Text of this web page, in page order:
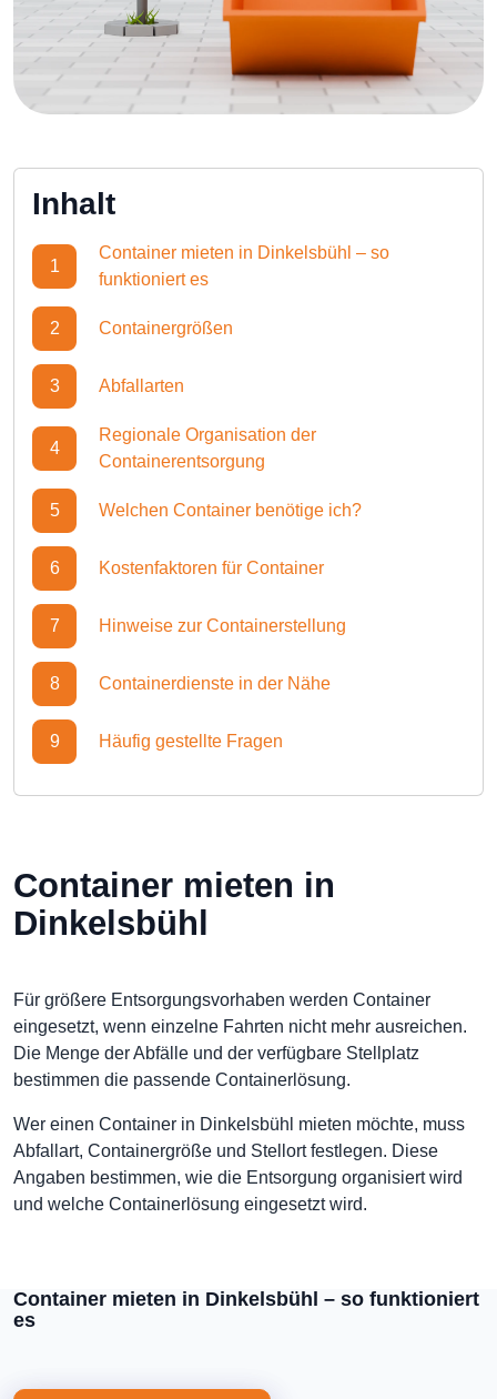
Inhalt
1
Container mieten in Dinkelsbühl – so
funktioniert es
2 Containergrößen
3 Abfallarten
4
Regionale Organisation der
Containerentsorgung
5 Welchen Container benötige ich?
6 Kostenfaktoren für Container
7 Hinweise zur Containerstellung
8 Containerdienste in der Nähe
9 Häufig gestellte Fragen
Container mieten in
Dinkelsbühl
Für größere Entsorgungsvorhaben werden Container
eingesetzt, wenn einzelne Fahrten nicht mehr ausreichen.
Die Menge der Abfälle und der verfügbare Stellplatz
bestimmen die passende Containerlösung.
Wer einen Container in Dinkelsbühl mieten möchte, muss
Abfallart, Containergröße und Stellort festlegen. Diese
Angaben bestimmen, wie die Entsorgung organisiert wird
und welche Containerlösung eingesetzt wird.
Container mieten in Dinkelsbühl – so funktioniert
es